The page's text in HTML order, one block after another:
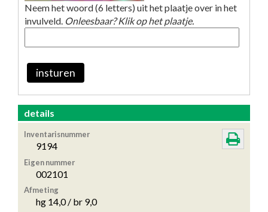
Neem het woord (6 letters) uit het plaatje over in het
invulveld. Onleesbaar? Klik op het plaatje.
insturen
details
Inventarisnummer
9194
Eigen nummer
002101
Afmeting
hg 14,0 / br 9,0